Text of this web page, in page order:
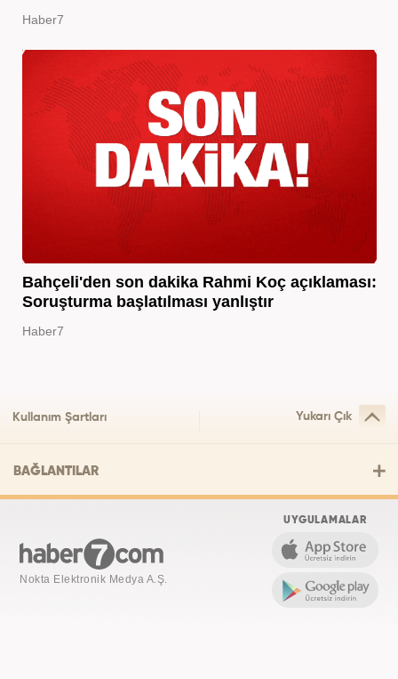
Haber7
Bahçeli'den son dakika Rahmi Koç açıklaması:
Soruşturma başlatılması yanlıştır
Haber7
Kullanım Şartları Yukarı Çık
BAĞLANTILAR
Nokta Elektronik Medya A.Ş.
UYGULAMALAR